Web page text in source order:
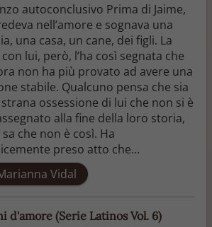
autoconclusivo Prima di Jaime,
nell’amore e sognava una
una casa, un cane, dei figli. La
lui, però, l’ha così segnata che
non ha più provato ad avere una
stabile. Qualcuno pensa che sia
ossessione di lui che non si è
alla fine della loro storia,
che non è così. Ha
preso atto che...
Vidal
d'amore (Serie Latinos Vol. 6)